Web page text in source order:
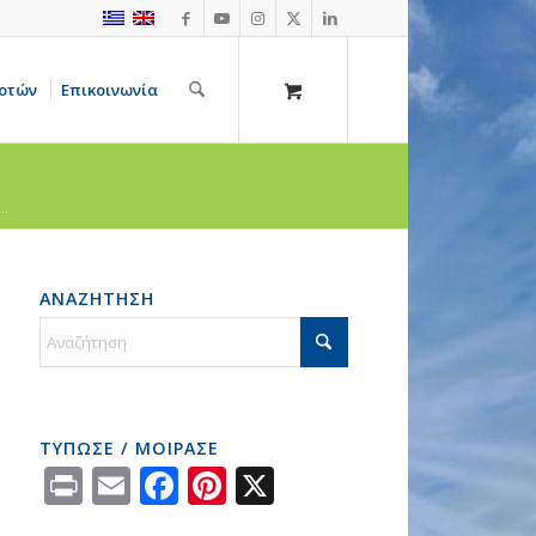
Επικοινωνία
ΑΝΑΖΗΤΗΣΗ
ΤΥΠΩΣΕ / ΜΟΙΡΑΣΕ
PrintEmailFacebook
Pinterest